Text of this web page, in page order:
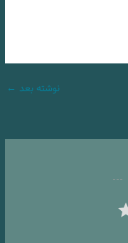
نوشته بعد ←